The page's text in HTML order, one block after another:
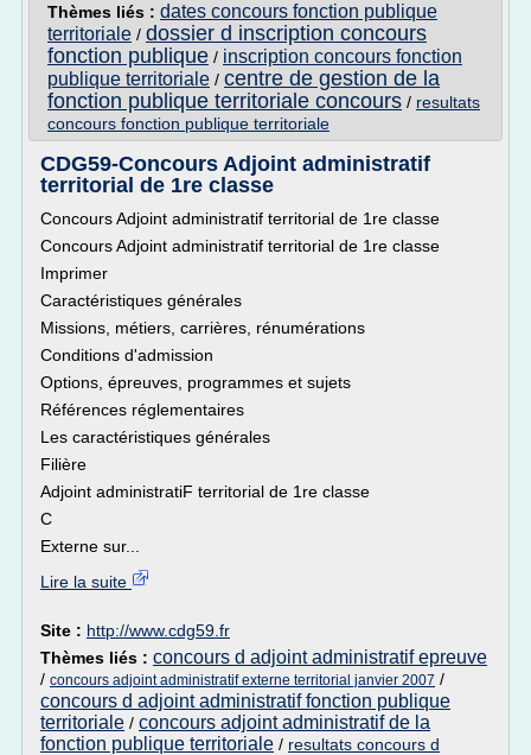
Thèmes liés : dates concours fonction publique
territoriale / dossier d inscription concours
fonction publique / inscription concours fonction
publique territoriale / centre de gestion de la
fonction publique territoriale concours / resultats
concours fonction publique territoriale
CDG59-Concours Adjoint administratif
territorial de 1re classe
Concours Adjoint administratif territorial de 1re classe
Concours Adjoint administratif territorial de 1re classe
Imprimer
Caractéristiques générales
Missions, métiers, carrières, rénumérations
Conditions d'admission
Options, épreuves, programmes et sujets
Références réglementaires
Les caractéristiques générales
Filière
Adjoint administratiF territorial de 1re classe
C
Externe sur...
Lire la suite
Site : http://www.cdg59.fr
Thèmes liés : concours d adjoint administratif epreuve
/ concours adjoint administratif externe territorial janvier 2007 /
concours d adjoint administratif fonction publique
territoriale / concours adjoint administratif de la
fonction publique territoriale / resultats concours d